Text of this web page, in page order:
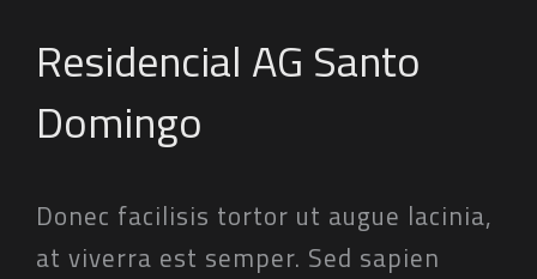
Residencial AG Santo
Domingo
Donec facilisis tortor ut augue lacinia,
at viverra est semper. Sed sapien